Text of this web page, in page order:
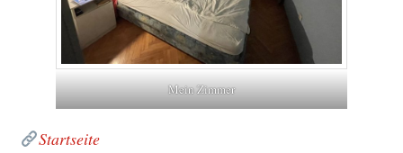
Mein Zimmer
Startseite